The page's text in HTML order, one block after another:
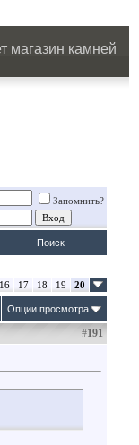
магазин камней
Запомнить?
Поиск
16 17 18 19 20
Опции просмотра
#191